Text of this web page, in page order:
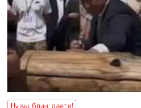
Ну вы, блин, даете!